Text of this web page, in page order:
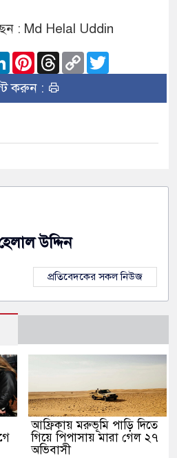
: Md Helal Uddin
LinkedInPinterest
Threads
Copy
Link
করুন :
উদ্দিন
প্রতিবেদকের সকল নিউজ
আফ্রিকায় মরুভূমি পাড়ি দিতে
গিয়ে পিপাসায় মারা গেল ২৭
অভিবাসী